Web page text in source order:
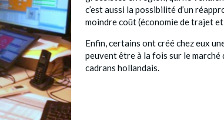
c’est aussi la possibilité d’un
moindre coût (économie de trajet
Enfin, certains ont créé chez eux
peuvent être à la fois sur le marché
cadrans hollandais.